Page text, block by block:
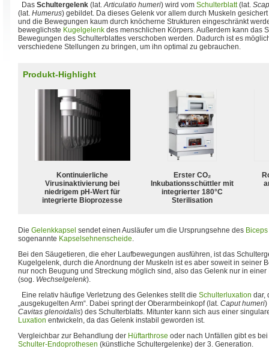
Das Schultergelenk (lat.Articulatio humeri) wird vom Schulterblatt(lat.
(lat. Humerus) gebildet. Da dieses Gelenk vor allem durch Muskeln gesichert
und die Bewegungen kaum durch knöcherne Strukturen eingeschränkt
beweglichste Kugelgelenk des menschlichen Körpers. Außerdem kann das
Bewegungen des Schulterblattes verschoben werden. Dadurch ist es
verschiedene Stellungen zu bringen, um ihn optimal zu gebrauchen.
Produkt-Highlight
Kontinuierliche
Virusinaktivierung bei
niedrigem pH-Wert für
integrierte Bioprozesse
Erster CO₂
Inkubationsschüttler mit
integrierter 180°C
Sterilisation
Die Gelenkkapsel sendet einen Ausläufer um die Ursprungsehne des
sogenannte Kapselsehnenscheide.
Bei den Säugetieren, die eher Laufbewegungen ausführen, ist das
Kugelgelenk, durch die Anordnung der Muskeln ist es aber soweit in seiner
nur noch Beugung und Streckung möglich sind, also das Gelenk nur in
(sog. Wechselgelenk).
Eine relativ häufige Verletzung des Gelenkes stellt die Schulterluxation dar,
„ausgekugelten Arm“. Dabei springt der Oberarmbeinkopf (lat. Caput humeri)
Cavitas glenoidalis) des Schulterblatts. Mitunter kann sich aus einer
Luxation entwickeln, da das Gelenk instabil geworden ist.
Vergleichbar zur Behandlung der Hüftarthrose oder nach Unfällen gibt es
Schulter-Endoprothesen (künstliche Schultergelenke) der 3. Generation.